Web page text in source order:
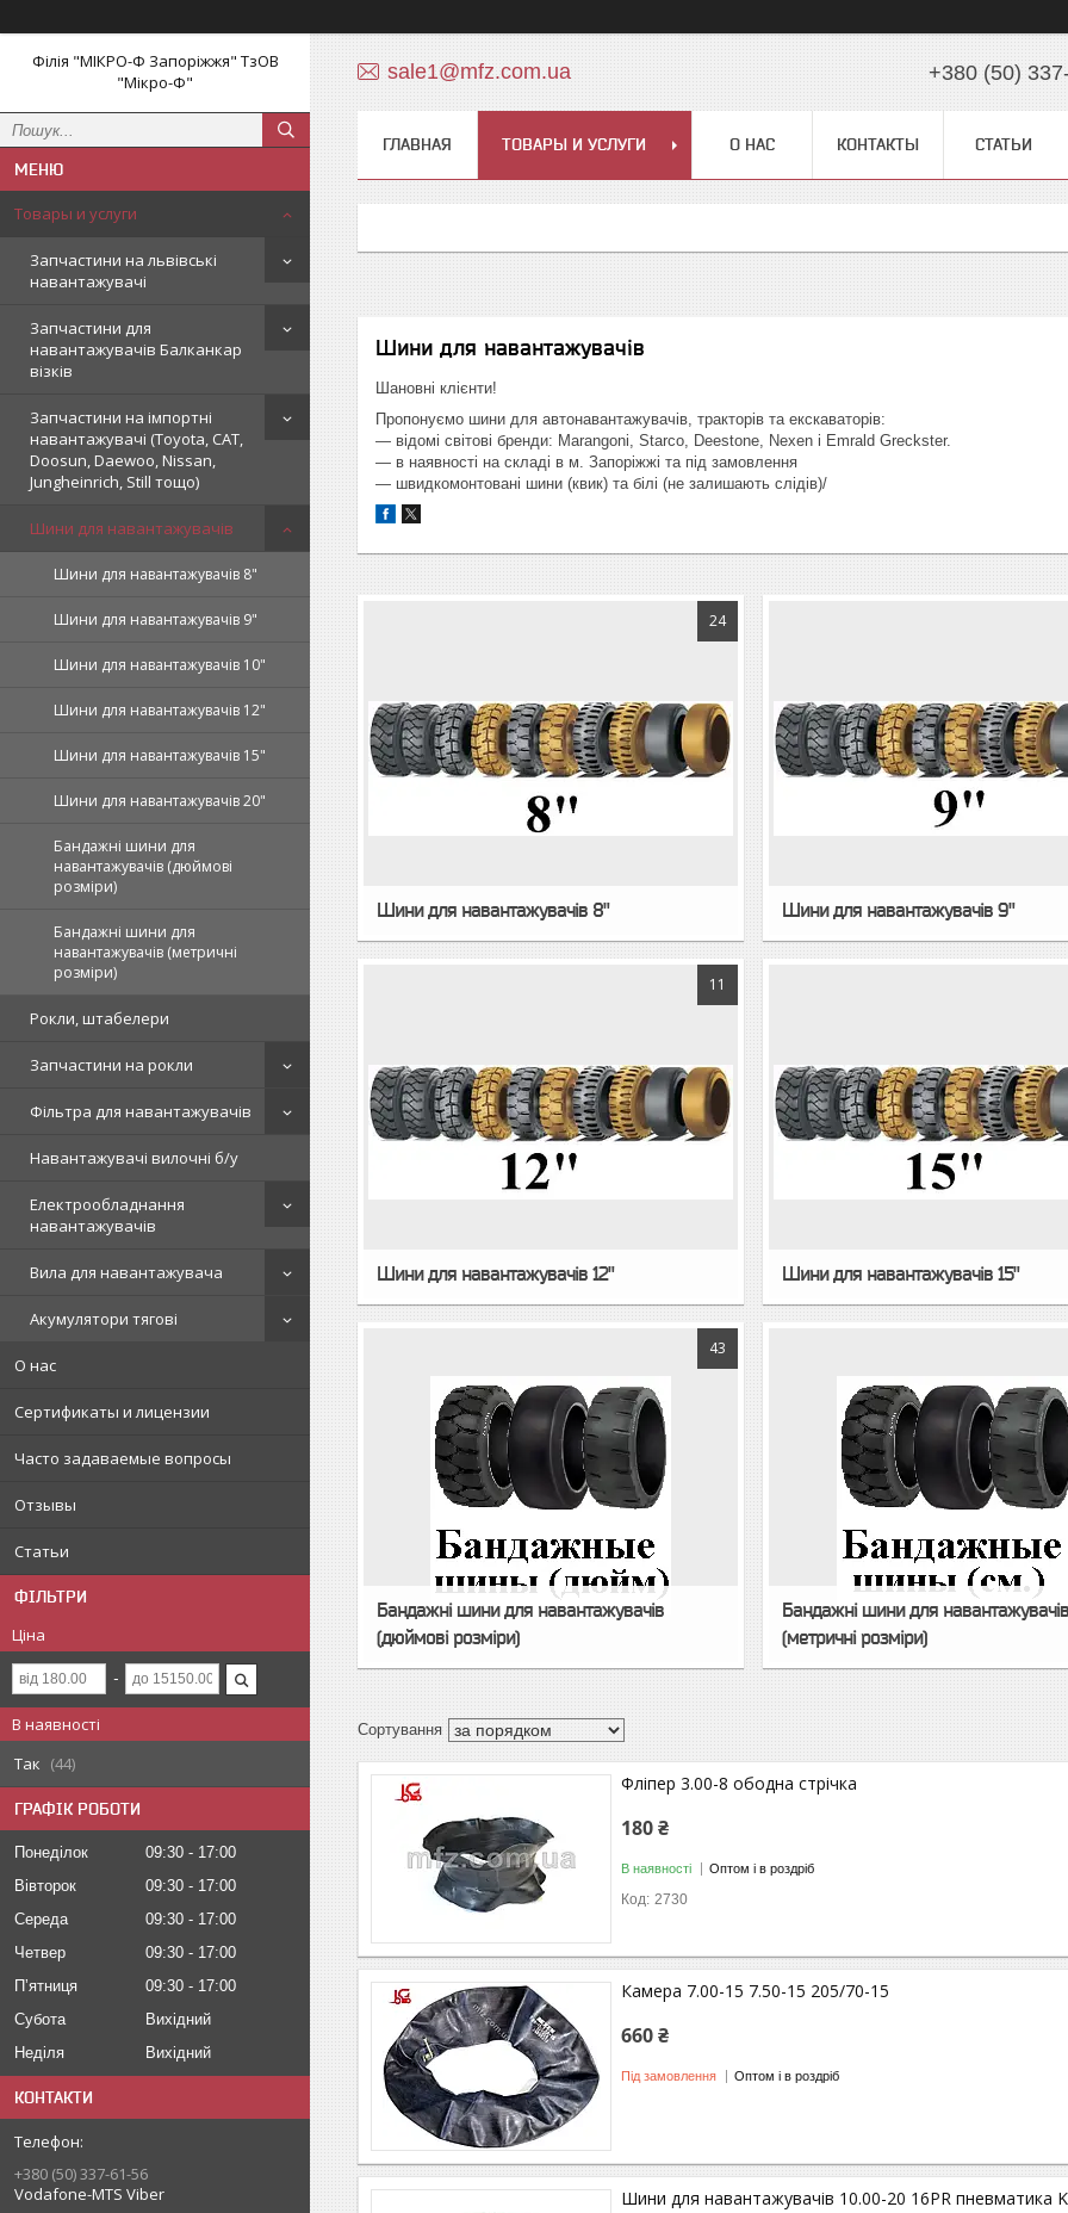
Філія "МІКРО-Ф Запоріжжя" ТзОВ
"Мікро-Ф"
Товары и услуги
Запчастини на львівські
навантажувачі
Запчастини для
навантажувачів Балканкар
візків
Запчастини на імпортні
навантажувачі (Toyota, CAT,
Doosun, Daewoo, Nissan,
Jungheinrich, Still тощо)
Шини для навантажувачів
Шини для навантажувачів 8"
Шини для навантажувачів 9"
Шини для навантажувачів 10"
Шини для навантажувачів 12"
Шини для навантажувачів 15"
Шини для навантажувачів 20"
Бандажні шини для
навантажувачів (дюймові
розміри)
Бандажні шини для
навантажувачів (метричні
розміри)
Рокли, штабелери
Запчастини на рокли
Фільтра для навантажувачів
Навантажувачі вилочні б/у
Електрообладнання
навантажувачів
Вила для навантажувача
Акумулятори тягові
О нас
Сертификаты и лицензии
Часто задаваемые вопросы
Отзывы
Статьи
ФІЛЬТРИ
Ціна
В наявності
Так
44
ГРАФІК РОБОТИ
Понеділок 09:30
17:00
Вівторок
09:30
17:00
Середа
09:30
17:00
Четвер
09:30
17:00
Пʼятниця
09:30
17:00
Субота
Вихідний
Неділя
Вихідний
КОНТАКТИ
+380 (50) 337-61-56
Vodafone-MTS Viber
sale1@mfz.com.ua +380 (50)
ГЛАВНАЯ ТОВАРЫ И УСЛУГИ О НАС КОНТАКТЫ СТАТЬИ
Шини для навантажувачів
Шановні клієнти!
Пропонуємо шини для автонавантажувачів, тракторів та екскаваторів:
― відомі світові бренди: Marangoni, Starco, Deestone, Nexen і Emrald Greckster.
― в наявності на складі в м. Запоріжжі та під замовлення
― швидкомонтовані шини (квик) та білі (не залишають слідів)/
24
Шини для навантажувачів 8" Шини для навантажувачів 9"
11
Шини для навантажувачів 12" Шини для навантажувачів 15"
43
Бандажні шини для навантажувачів
(дюймові розміри)
Бандажні шини для
(метричні розміри)
Фліпер 3.00-8 ободна стрічка
180 ₴
В наявності Оптом і в роздріб
2730
Камера 7.00-15 7.50-15 205/70-15
660 ₴
Під замовлення Оптом і в роздріб
Шини для навантажувачів 10.00-20 16PR пневматика